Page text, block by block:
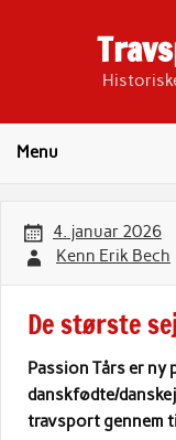
Menu
4. januar 2026
Kenn Erik Bech
De største
Passion Tårs er
danskfødte/
travsport gennem